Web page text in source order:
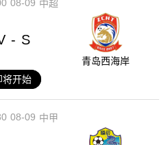
08-09 中超
- S
青岛西海岸
将开始
08-09 中甲